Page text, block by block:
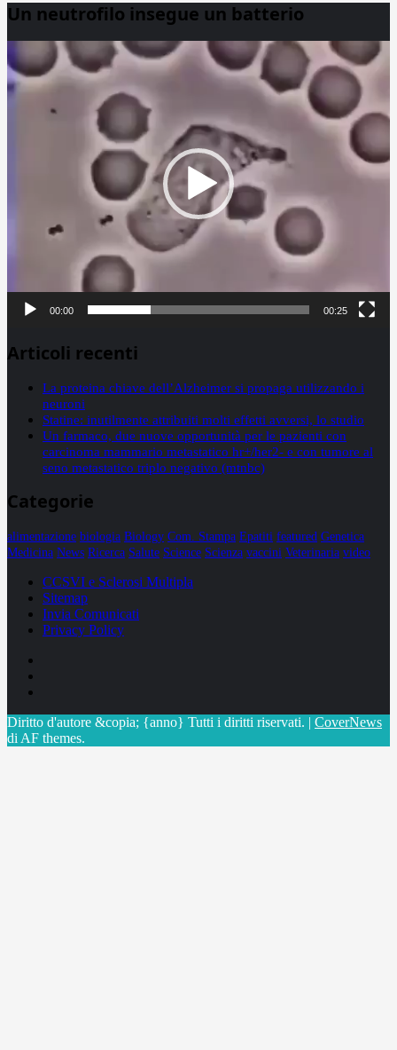
Un neutrofilo insegue un batterio
Player
00:00 00:25
Articoli recenti
La proteina chiave dell’Alzheimer si propaga utilizzando i
neuroni
Statine: inutilmente attribuiti molti effetti avversi, lo studio
Un farmaco, due nuove opportunità per le pazienti con
carcinoma mammario metastatico hr+/her2- e con tumore al
seno metastatico triplo negativo (mtnbc)
Categorie
alimentazione biologia Biology Com. Stampa Epatiti featured Genetica
Medicina News Ricerca Salute Science Scienza vaccini Veterinaria video
CCSVI e Sclerosi Multipla
Sitemap
Invia Comunicati
Privacy Policy
Diritto d'autore &copia; {anno} Tutti i diritti riservati. | CoverNews
di AF themes.